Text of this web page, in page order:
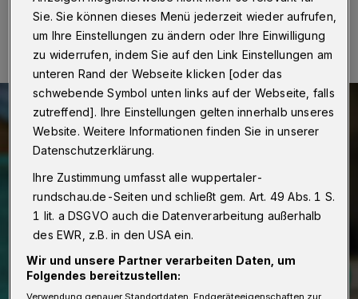
29.07.2022 , 08:30 Uhr Eine Minute Lesezeit
Sie. Sie können dieses Menü jederzeit wieder aufrufen,
um Ihre Einstellungen zu ändern oder Ihre Einwilligung
zu widerrufen, indem Sie auf den Link Einstellungen am
unteren Rand der Webseite klicken [oder das
schwebende Symbol unten links auf der Webseite, falls
zutreffend]. Ihre Einstellungen gelten innerhalb unseres
Website. Weitere Informationen finden Sie in unserer
Datenschutzerklärung.
Ihre Zustimmung umfasst alle wuppertaler-
rundschau.de-Seiten und schließt gem. Art. 49 Abs. 1 S.
1 lit. a DSGVO auch die Datenverarbeitung außerhalb
des EWR, z.B. in den USA ein.
Wir und unsere Partner verarbeiten Daten, um
Folgendes bereitzustellen:
Verwendung genauer Standortdaten. Endgeräteeigenschaften zur